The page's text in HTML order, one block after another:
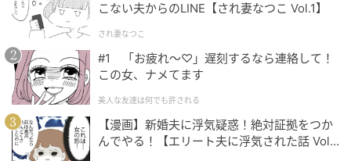
2.肌より0.5トーンあげた色に
3：1で混ぜたコンシーラーの色合わせの最終目安は、
こない夫からのLINE【され妻なつこ Vol.1】
され妻なつこ
#1 「お疲れ〜♡」遅刻するなら連絡して！
この女、ナメてます
美人な友達は何でも許される
【漫画】新婚夫に浮気疑惑！絶対証拠をつか
んでやる！【エリート夫に浮気された話 Vol.